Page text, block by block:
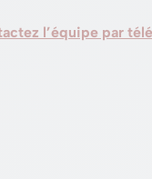
l’équipe par